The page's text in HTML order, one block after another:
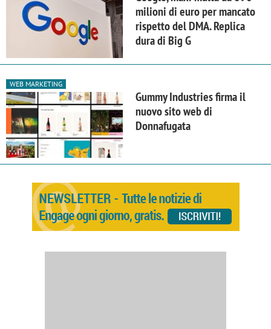
milioni di euro per mancato
rispetto del DMA. Replica
dura di Big G
WEB MARKETING
Gummy Industries firma il
nuovo sito web di
Donnafugata